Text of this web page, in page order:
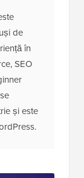
de
în
SEO
și este